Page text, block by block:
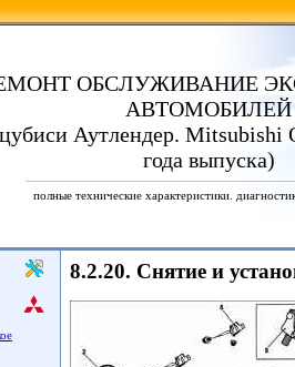
ОБСЛУЖИВАНИЕ
АВТОМОБИЛЕЙ
Аутлендер. Mitsubishi
года выпуска)
полные технические характеристики.
8.2.20. Снятие и